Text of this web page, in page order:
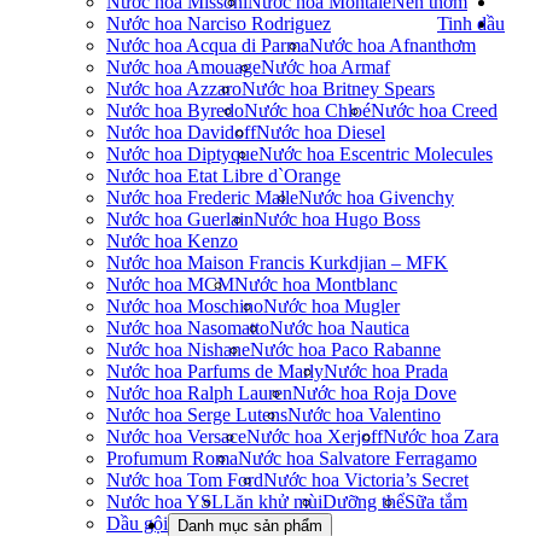
Nước hoa Narciso Rodriguez
Nước hoa Acqua di ParmaNước hoa Afnan
Nước hoa AmouageNước hoa Armaf
Nước hoa AzzaroNước hoa Britney Spears
Nước hoa ByredoNước hoa ChloéNước hoa Creed
Nước hoa DavidoffNước hoa Diesel
Nước hoa DiptyqueNước hoa Escentric Molecules
Nước hoa Etat Libre d`Orange
Nước hoa Frederic MalleNước hoa Givenchy
Nước hoa GuerlainNước hoa Hugo Boss
Nước hoa Kenzo
Nước hoa Maison Francis Kurkdjian – MFK
Nước hoa MCMNước hoa Montblanc
Nước hoa MoschinoNước hoa Mugler
Nước hoa NasomattoNước hoa Nautica
Nước hoa NishaneNước hoa Paco Rabanne
Nước hoa Parfums de MarlyNước hoa Prada
Nước hoa Ralph LaurenNước hoa Roja Dove
Nước hoa Serge LutensNước hoa Valentino
Nước hoa VersaceNước hoa XerjoffNước hoa Zara
Profumum RomaNước hoa Salvatore Ferragamo
Nước hoa Tom FordNước hoa Victoria’s Secret
Nước hoa YSLLăn khử mùiDưỡng thểSữa tắm
Dầu gội
Tinh dầu
thơm
Danh mục sản phẩm